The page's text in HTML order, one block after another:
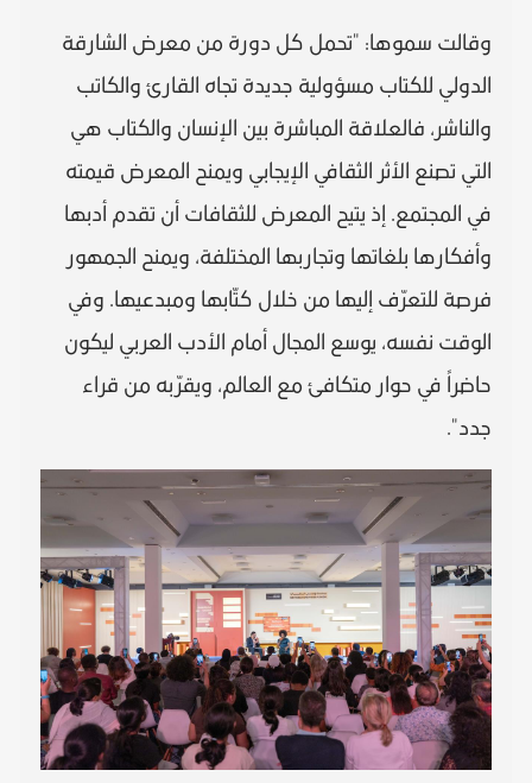
وقالت سموها: "تحمل كل دورة من معرض الشارقة
الدولي للكتاب مسؤولية جديدة تجاه القارئ والكاتب
والناشر، فالعلاقة المباشرة بين الإنسان والكتاب هي
التي تصنع الأثر الثقافي الإيجابي ويمنح المعرض قيمته
في المجتمع. إذ يتيح المعرض للثقافات أن تقدم أدبها
وأفكارها بلغاتها وتجاربها المختلفة، ويمنح الجمهور
فرصة للتعرّف إليها من خلال كتّابها ومبدعيها. وفي
الوقت نفسه، يوسع المجال أمام الأدب العربي ليكون
حاضراً في حوار متكافئ مع العالم، ويقرّبه من قراء
جدد".